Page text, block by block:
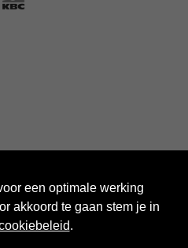
een optimale werking
akkoord te gaan stem je in
.